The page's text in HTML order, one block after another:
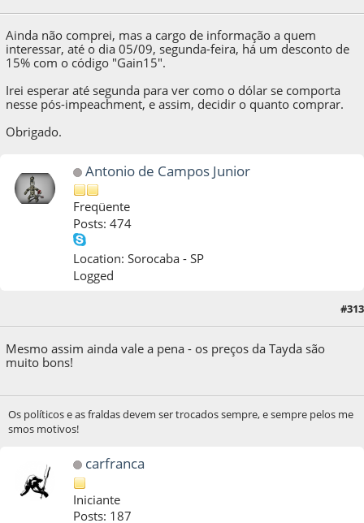
Ainda não comprei, mas a cargo de informação a quem
interessar, até o dia 05/09, segunda-feira, há um desconto de
15% com o código "Gain15".
Irei esperar até segunda para ver como o dólar se comporta
nesse pós-impeachment, e assim, decidir o quanto comprar.
Obrigado.
Antonio de Campos Junior
Freqüente
Posts: 474
Location: Sorocaba - SP
Logged
#313
Mesmo assim ainda vale a pena - os preços da Tayda são
muito bons!
Os políticos e as fraldas devem ser trocados sempre, e sempre pelos me
smos motivos!
carfranca
Iniciante
Posts: 187